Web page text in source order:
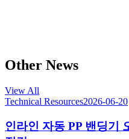
Other News
View All
Technical Resources2026-06-20
인라인 자동 PP 밴딩기